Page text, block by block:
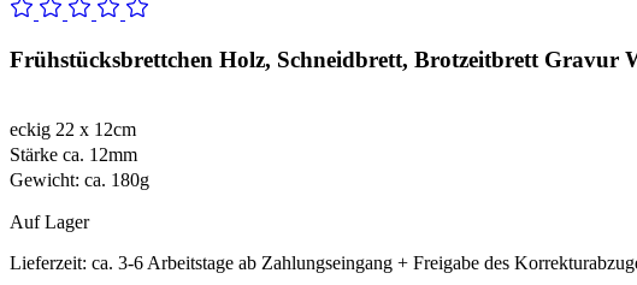
Frühstücksbrettchen Holz, Schneidbrett, Brotzeitbrett Gravur
eckig 22 x 12cm
Stärke ca. 12mm
Gewicht: ca. 180g
Auf Lager
Lieferzeit: ca. 3-6 Arbeitstage ab Zahlungseingang + Freigabe des